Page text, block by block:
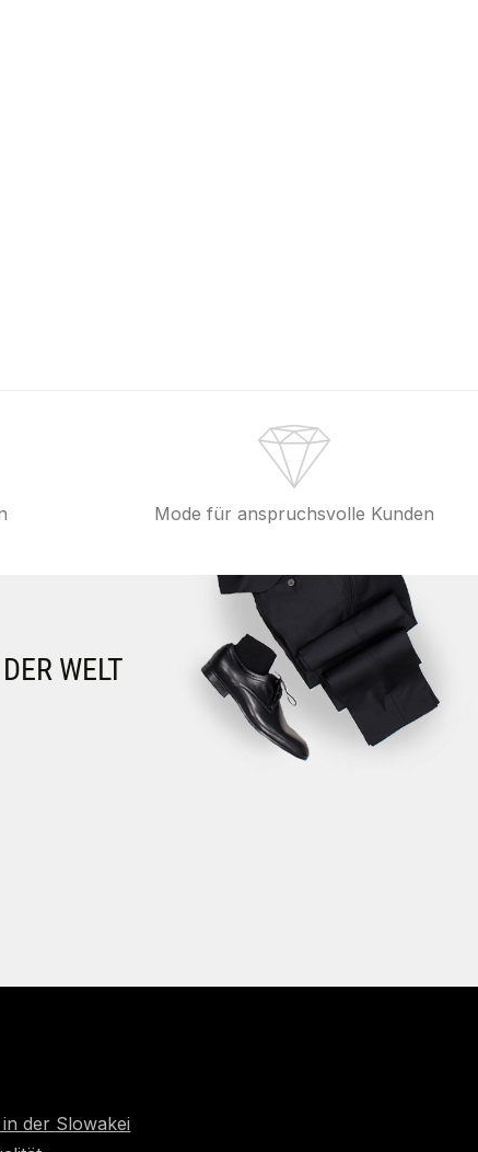
Mode für anspruchsvolle Kunden
WELT
der Slowakei